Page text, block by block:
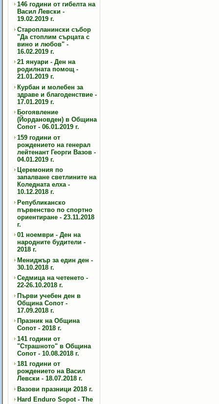
146 години от гибелта на
Васил Левски -
19.02.2019 г.
Старопланински събор
"Да стоплим сърцата с
вино и любов" -
16.02.2019 г.
21 януари - Ден на
родилната помощ -
21.01.2019 г.
Курбан и молебен за
здраве и благоденствие -
17.01.2019 г.
Богоявление
(Йордановден) в Община
Сопот - 06.01.2019 г.
159 години от
рождението на генерал
лейтенант Георги Вазов -
04.01.2019 г.
Церемония по
запалване светлините на
Коледната елха -
10.12.2018 г.
Републиканско
първенство по спортно
ориентиране - 23.11.2018
г.
01 ноември - Ден на
народните будители -
2018 г.
Мениджър за един ден -
30.10.2018 г.
Седмица на четенето -
22-26.10.2018 г.
Първи учебен ден в
Община Сопот -
17.09.2018 г.
Празник на Община
Сопот - 2018 г.
141 години от
"Страшното" в Община
Сопот - 10.08.2018 г.
181 години от
рождението на Васил
Левски - 18.07.2018 г.
Вазови празници 2018 г.
Hard Enduro Sopot - The